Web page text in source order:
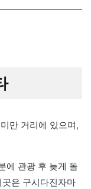
만 거리에 있으며,
에 관광 후 늦게 돌
은 구시다진자마